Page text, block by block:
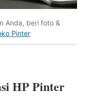
Anda, beri foto &
Pinter
HP Pinter